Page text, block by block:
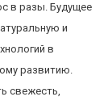
в разы. Будущее
и
в
развитию.
свежесть,